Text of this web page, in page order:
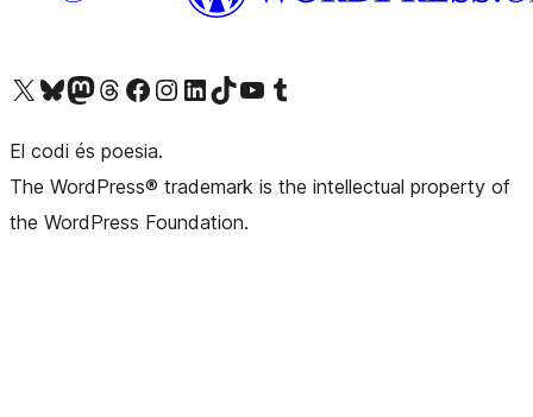
Visiteu el nostre compte X (abans Twitter)
Visiteu el nostre compte de Bluesky
Visiteu el nostre compte al Mastodon
Visiteu el nostre compte de Threads
Visiteu la nostra pàgina al Facebook
Visiteu el nostre compte d'Instagram
Visiteu el nostre compte de LinkedIn
Visiteu el nostre compte de TikTok
Visiteu el nostre canal al YouTube
Visiteu el nostre compte de Tumblr
El codi és poesia.
The WordPress® trademark is the intellectual property of
the WordPress Foundation.